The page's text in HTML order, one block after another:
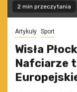
2 min przeczytania
Artykuły Sport
Wisła
Nafciarze